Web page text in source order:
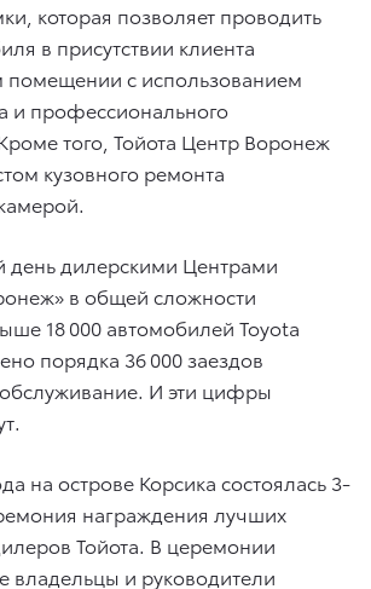
которая позволяет проводить
в присутствии клиента
помещении с использованием
и профессионального
того, Тойота Центр Воронеж
кузовного ремонта
день дилерскими Центрами
в общей сложности
18 000 автомобилей Toyota
порядка 36 000 заездов
обслуживание. И эти цифры
на острове Корсика состоялась 3-
награждения лучших
Тойота. В церемонии
владельцы и руководители